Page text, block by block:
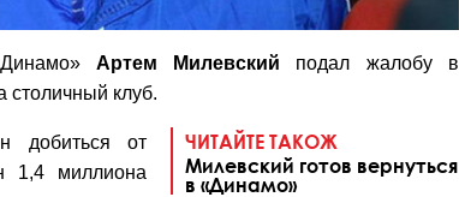
Артем Милевский подал жалобу в
клуб.
ЧИТАЙТЕ ТАКОЖ
Милевский готов вернуться
в «Динамо»
добиться от
1,4 миллиона